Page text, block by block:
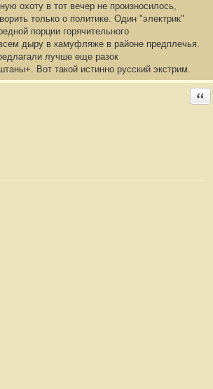
охоту в тот вечер не произносилось,
только о политике. Один "электрик"
порции горячительного
дыру в камуфляже в районе предплечья.
лучше еще разок
Вот такой истинно русский экстрим.